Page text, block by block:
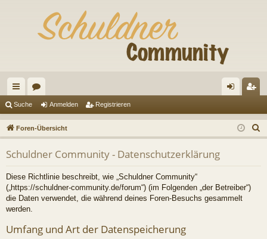
ch
ne
llz
ug
riff
en m
el
ist
rie
Suche Anmelden Registrieren
Foren-Übersicht
u
Schuldner Community - Datenschutzerklärung
Diese Richtlinie beschreibt, wie „Schuldner Community“
(„https://schuldner-community.de/forum“) (im Folgenden „der Betreiber“)
die Daten verwendet, die während deines Foren-Besuchs gesammelt
werden.
Umfang und Art der Datenspeicherung